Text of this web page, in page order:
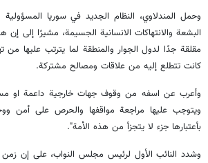
وحمل المندلاوي، النظام الجديد في سوريا المسؤولية
البشعة والانتهاكات الانسانية الجسيمة، مشيرًا إلى
مقلقة جدًا لدول الجوار والمنطقة لما يترتب عليها من
كانت تتطلع إليه من علاقات ومصالح مشتركة.
وأعرب عن اسفه من وقوف جهات خارجية داعمة او
ويتوجب عليها مراجعة مواقفها والحرص على أمن
بأعتبارها جزء لا يتجزأ من هذه الأمة".
وشدد النائب الأول لرئيس مجلس النواب، على إن زمن